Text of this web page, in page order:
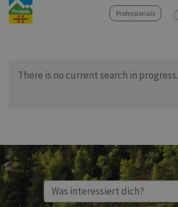
Direkt
zum
Professionals
There is no current search in progress.